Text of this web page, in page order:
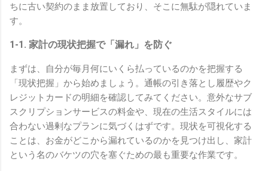
ちに古い契約のまま放置しており、そこに無駄が隠れていま
す。
1-1. 家計の現状把握で「漏れ」を防ぐ
まずは、自分が毎月何にいくら払っているのかを把握する
「現状把握」から始めましょう。通帳の引き落とし履歴やク
レジットカードの明細を確認してみてください。意外なサブ
スクリプションサービスの料金や、現在の生活スタイルには
合わない過剰なプランに気づくはずです。現状を可視化する
ことは、お金がどこから漏れているのかを見つけ出し、家計
という名のバケツの穴を塞ぐための最も重要な作業です。